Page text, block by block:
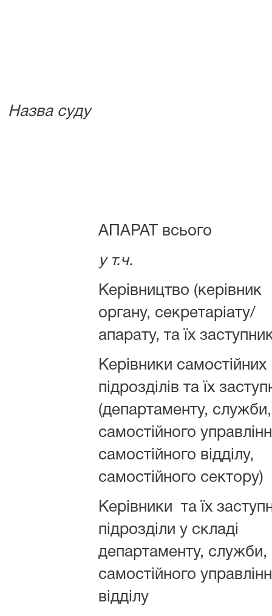
Назва суду
АПАРАТ всього
у т.ч.
Керівництво (керівник
органу, секретаріату/
апарату, та їх
Керівники самостійних
підрозділів та їх
(департаменту, служби,
самостійного
самостійного відділу,
самостійного сектору)
Керівники та їх
підрозділи у складі
департаменту, служби,
самостійного
відділу